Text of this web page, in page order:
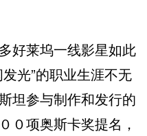
莱坞一线影星如此
光”的职业生涯不无
坦参与制作和发行的
０项奥斯卡奖提名，